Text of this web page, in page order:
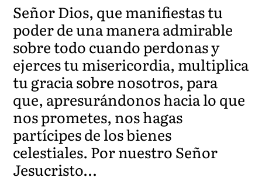
Señor Dios, que manifiestas tu
poder de una manera admirable
sobre todo cuando perdonas y
ejerces tu misericordia, multiplica
tu gracia sobre nosotros, para
que, apresurándonos hacia lo que
nos prometes, nos hagas
partícipes de los bienes
celestiales. Por nuestro Señor
Jesucristo…